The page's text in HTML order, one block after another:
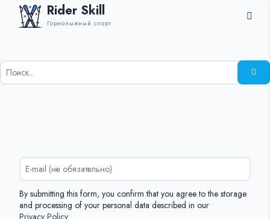
Rider Skill
Горнолыжный спорт
Результаты
поиска
By submitting this form, you confirm that you agree to the storage
and processing of your personal data described in our
Privacy Policy